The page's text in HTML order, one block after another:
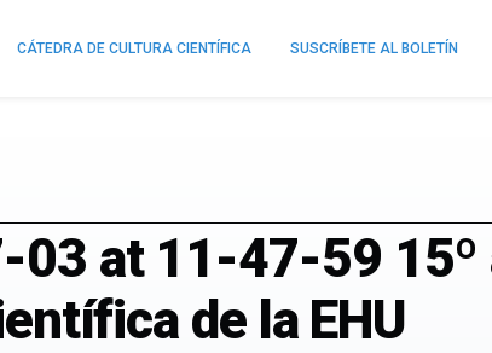
CÁTEDRA DE CULTURA CIENTÍFICA SUSCRÍBETE AL BOLETÍN
at 11-47-59 15º
de la EHU